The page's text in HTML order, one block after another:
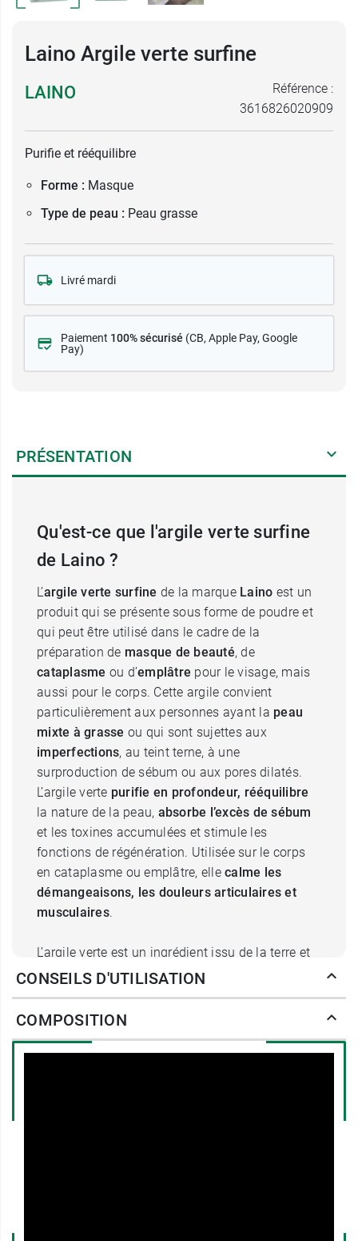
Laino Argile verte surfine
LAINO
Référence :
3616826020909
Purifie et rééquilibre
Forme : Masque
Type de peau : Peau grasse
Livré mardi
Paiement 100% sécurisé (CB, Apple Pay, Google
Pay)
PRÉSENTATION
Qu'est-ce que l'argile verte surfine
de Laino ?
L’argile verte surfine de la marque Laino est un
produit qui se présente sous forme de poudre et
qui peut être utilisé dans le cadre de la
préparation de masque de beauté, de
cataplasme ou d’emplâtre pour le visage, mais
aussi pour le corps. Cette argile convient
particulièrement aux personnes ayant la peau
mixte à grasse ou qui sont sujettes aux
imperfections, au teint terne, à une
surproduction de sébum ou aux pores dilatés.
L’argile verte purifie en profondeur, rééquilibre
la nature de la peau, absorbe l’excès de sébum
et les toxines accumulées et stimule les
fonctions de régénération. Utilisée sur le corps
en cataplasme ou emplâtre, elle calme les
démangeaisons, les douleurs articulaires et
musculaires.
L’argile verte est un ingrédient issu de la terre et
utilisé depuis des millénaires pour ses nombreux
et en minéraux, elle possède des
antiseptiques. Elle agit comme un aimant en
CONSEILS D'UTILISATION
COMPOSITION